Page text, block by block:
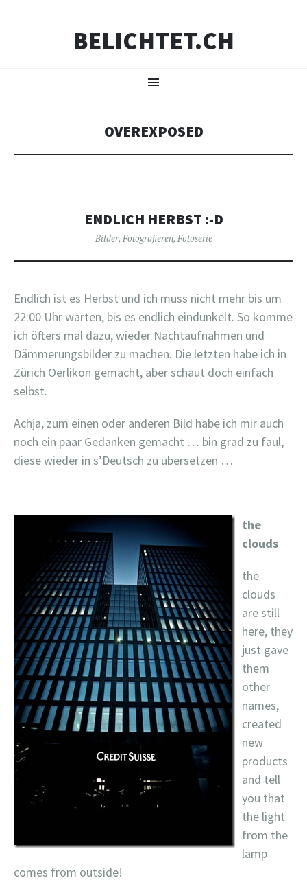
BELICHTET.CH
Menü
INHALT
OVEREXPOSED
ENDLICH HERBST :-D
Bilder, Fotografieren, Fotoserie
Endlich ist es Herbst und ich muss nicht mehr bis um
22:00 Uhr warten, bis es endlich eindunkelt. So komme
ich öfters mal dazu, wieder Nachtaufnahmen und
Dämmerungsbilder zu machen. Die letzten habe ich in
Zürich Oerlikon gemacht, aber schaut doch einfach
selbst.
Achja, zum einen oder anderen Bild habe ich mir auch
noch ein paar Gedanken gemacht … bin grad zu faul,
diese wieder in s’Deutsch zu übersetzen …
the
clouds
the
clouds
are still
here, they
just gave
them
other
names,
created
new
products
and tell
you that
the light
from the
lamp
comes from outside!